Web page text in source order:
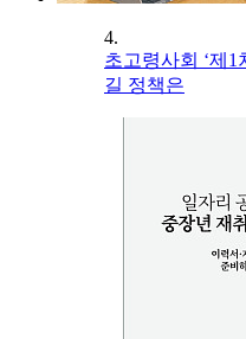
4.
초고령사회 ‘제
길 정책은